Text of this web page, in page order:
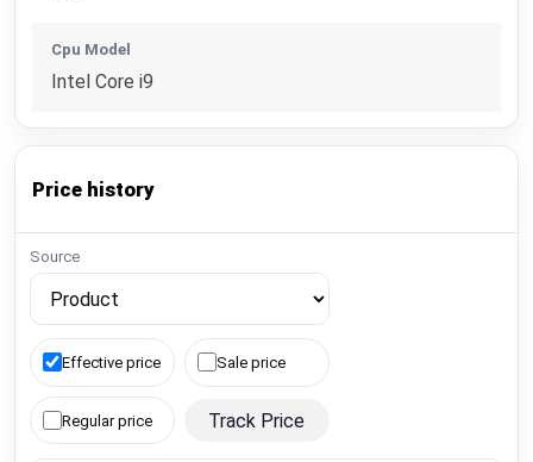
Cpu Model
Intel Core i9
Price history
Source
Effective price Sale price
Regular price Track Price